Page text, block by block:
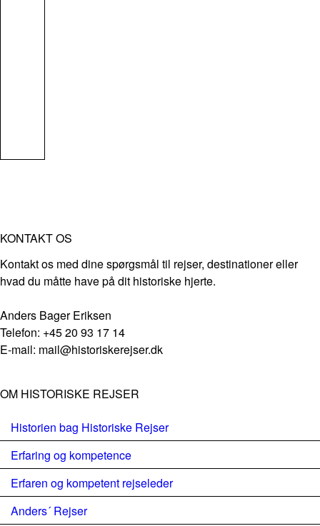
KONTAKT OS
Kontakt os med dine spørgsmål til rejser, destinationer eller
hvad du måtte have på dit historiske hjerte.
Anders Bager Eriksen
Telefon: +45 20 93 17 14
E-mail: mail@historiskerejser.dk
OM HISTORISKE REJSER
Historien bag Historiske Rejser
Erfaring og kompetence
Erfaren og kompetent rejseleder
Anders´ Rejser